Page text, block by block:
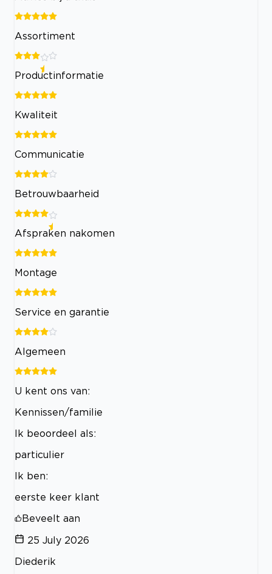
Assortiment
Productinformatie
Kwaliteit
Communicatie
Betrouwbaarheid
Afspraken nakomen
Montage
Service en garantie
Algemeen
U kent ons van:
Kennissen/familie
Ik beoordeel als:
particulier
Ik ben:
eerste keer klant
Beveelt aan
25 July 2026
Diederik